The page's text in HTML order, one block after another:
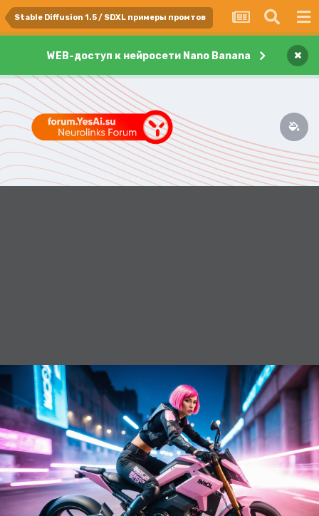
Stable Diffusion 1.5 / SDXL примеры промтов
WEB-доступ к нейросети Nano Banana ×